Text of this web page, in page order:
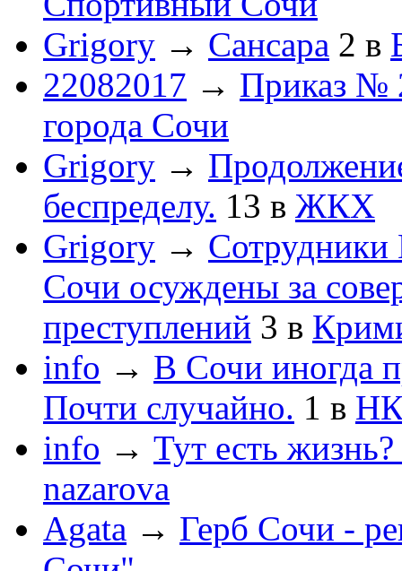
Grigory → Сансара 2 в
22082017 → Приказ №
города Сочи
Grigory →
беспределу. 13 в ЖКХ
Grigory →
Сочи осуждены за
преступлений 3 в
info → В Сочи иногда
Почти случайно. 1 в
info → Тут есть
nazarova
Agata → Герб Сочи -